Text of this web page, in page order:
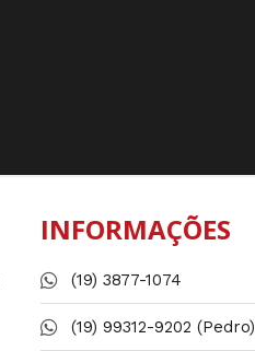
INFORMAÇÕES
(19) 3877-1074
(19) 99312-9202 (Pedro)